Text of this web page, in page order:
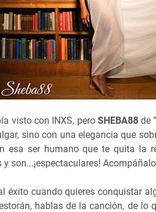
visto con INXS, pero SHEBA88de
sino con una elegancia que
esa ser humano que te quita la
son...¡espectaculares!
éxito cuando quieres conquistar
hablas de la canción, de lo